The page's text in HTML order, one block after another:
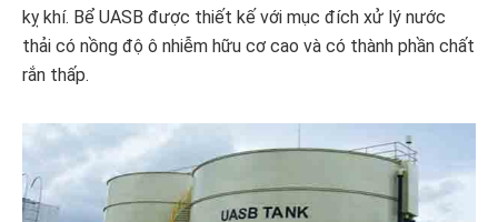
kỵ khí. Bể UASB được thiết kế với mục đích xử lý nước
thải có nồng độ ô nhiễm hữu cơ cao và có thành phần chất
rắn thấp.